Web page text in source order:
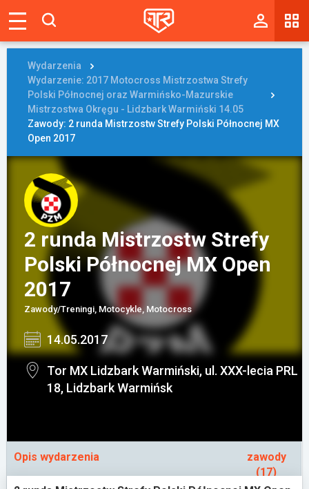
Tablica
Wyniki
Blogi
Galerie
Wydarzenia
Giełda
Ranking
Zaloguj się
Załóż konto
Wydarzenia
Wydarzenie: 2017 Motocross Mistrzostwa Strefy
Polski Północnej oraz Warmińsko-Mazurskie
Mistrzostwa Okręgu - Lidzbark Warmiński 14.05
Zawody: 2 runda Mistrzostw Strefy Polski Północnej MX
Open 2017
2 runda Mistrzostw Strefy
Polski Północnej MX Open
2017
Zawody/Treningi, Motocykle, Motocross
14.05.2017
Tor MX Lidzbark Warmiński, ul. XXX-lecia PRL
18, Lidzbark Warmińsk
Opis wydarzenia
zawody
(17)